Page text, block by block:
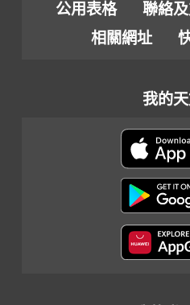
公用表格 聯絡
相關網址
我的